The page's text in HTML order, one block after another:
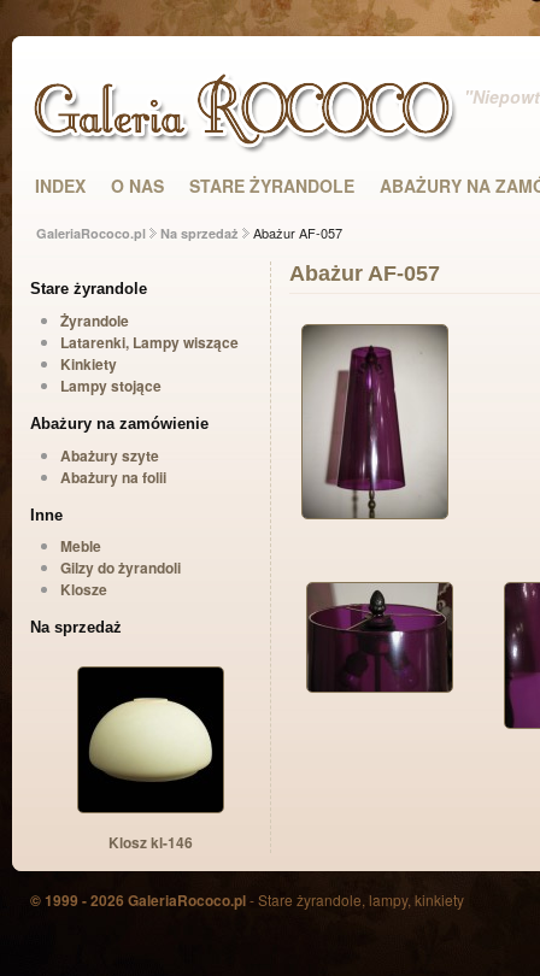
INDEX O NAS STARE ŻYRANDOLE ABAŻURY NA
GaleriaRococo.pl Na sprzedaż Abażur AF-057
Stare żyrandole
Żyrandole
Latarenki, Lampy wiszące
Kinkiety
Lampy stojące
Abażury na zamówienie
Abażury szyte
Abażury na folii
Inne
Meble
Gilzy do żyrandoli
Klosze
Na sprzedaż
Klosz kl-146
Abażur AF-057
© 1999 - 2026 GaleriaRococo.pl- Stare żyrandole, lampy, kinkiety